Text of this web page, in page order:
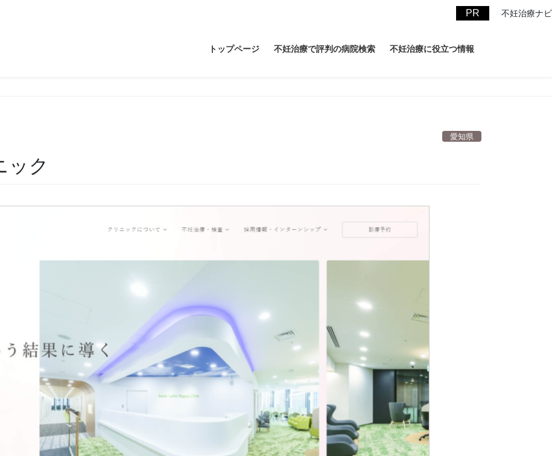
不妊治療ナビ
トップページ 不妊治療で評判の病院検索 不妊治療に役立つ情報
愛知県
ック